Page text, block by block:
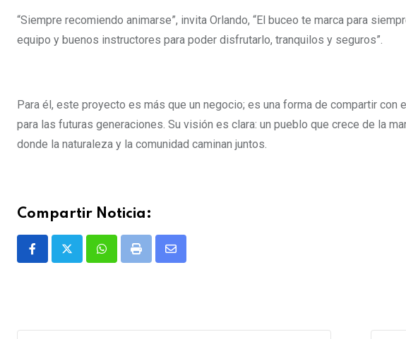
“Siempre recomiendo animarse”, invita Orlando, “El buceo te marca para
equipo y buenos instructores para poder disfrutarlo, tranquilos y seguros”.
Para él, este proyecto es más que un negocio; es una forma de compartir con
para las futuras generaciones. Su visión es clara: un pueblo que crece de la
donde la naturaleza y la comunidad caminan juntos.
Compartir Noticia:
WhatsappPrint
Share